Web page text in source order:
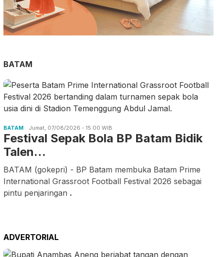
BATAM
BATAM Jumat, 07/08/2026 - 15:00 WIB
Festival Sepak Bola BP Batam Bidik
Talen…
BATAM (gokepri) - BP Batam membuka Batam Prime
International Grassroot Football Festival 2026 sebagai
pintu penjaringan .
ADVERTORIAL